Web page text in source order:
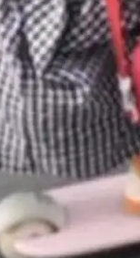
...
持
关
治
开
同
轮
全
行
工
载
万
的
业
文
腾
心